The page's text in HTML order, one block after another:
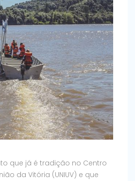
que já é tradição no Centro
da Vitória (UNIUV) e que